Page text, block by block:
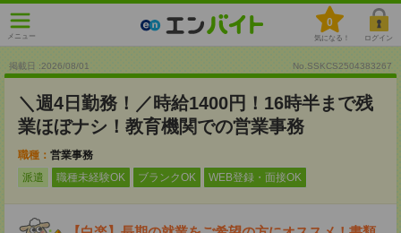
メニュー
0
気になる！ ログイン
掲載日 :2026/08/01 No.SSKCS2504383267
＼週4日勤務！／時給1400円！16時半まで残
業ほぼナシ！教育機関での営業事務
職種： 営業事務
派遣
職種未経験OK ブランクOK WEB登録・面接OK